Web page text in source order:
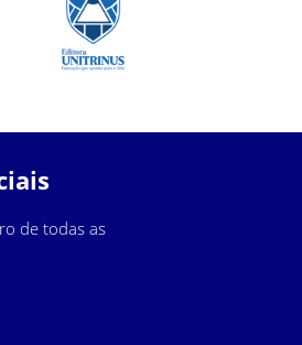
de todas as